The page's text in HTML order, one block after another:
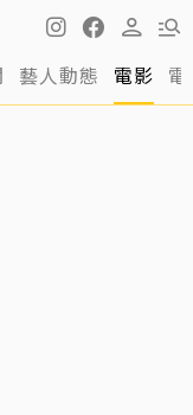
藝人動態 電影